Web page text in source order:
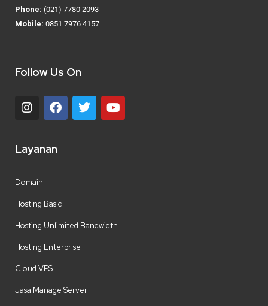
Phone: (021) 7780 2093
Mobile: 0851 7976 4157
Follow Us On
Layanan
Domain
Hosting Basic
Hosting Unlimited Bandwidth
Hosting Enterprise
Cloud VPS
Jasa Manage Server